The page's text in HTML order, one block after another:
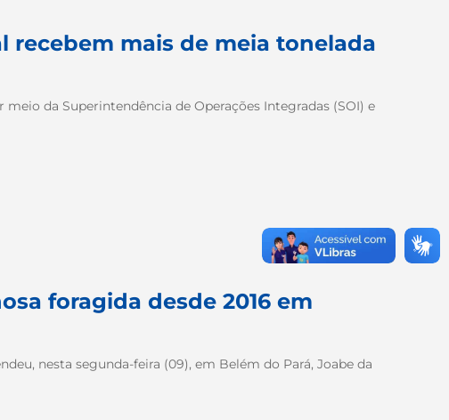
recebem mais de meia tonelada
da Superintendência de Operações Integradas (SOI) e
foragida desde 2016 em
nesta segunda-feira (09), em Belém do Pará, Joabe da